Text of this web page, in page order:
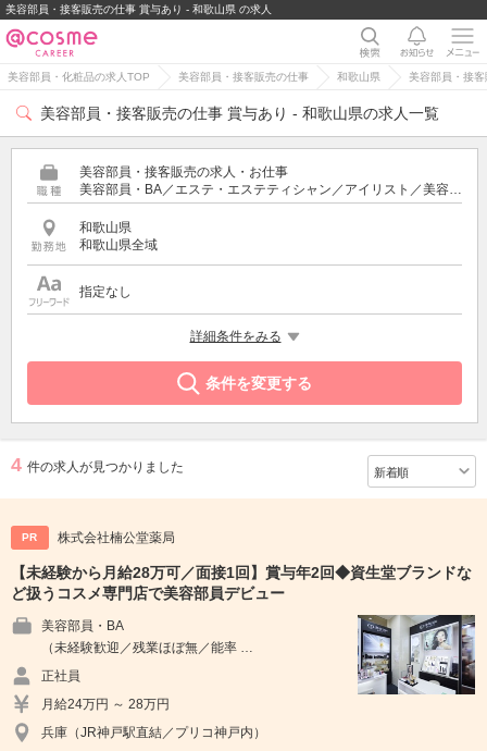
美容部員・接客販売の仕事 賞与あり - 和歌山県 の求人
美容部員・化粧品の求人TOP 美容部員・接客販売の仕事 和歌山県 美容部員・接
美容部員・接客販売の仕事 賞与あり - 和歌山県の求人一覧
美容部員・接客販売の求人・お仕事
美容部員・BA／エステ・エステティシャン／アイリスト／美容師／受付・フロント
和歌山県
和歌山県全域
指定なし
詳細条件をみる
条件を変更する
4 件の求人が見つかりました
PR 株式会社楠公堂薬局
【未経験から月給28万可／面接1回】賞与年2回◆資生堂ブランドな
ど扱うコスメ専門店で美容部員デビュー
美容部員・BA
（未経験歓迎／残業ほぼ無／能率 …
正社員
月給24万円 ～ 28万円
兵庫（JR神戸駅直結／プリコ神戸内）